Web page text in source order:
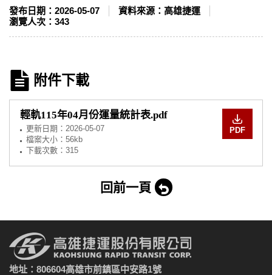
發布日期： 2026-05-07 資料來源： 高雄捷運
瀏覽人次： 343
附件下載
輕軌115年04月份運量統計表.pdf
更新日期： 2026-05-07
檔案大小：56kb
下載次數：315
PDF
回前一頁
地址：806604高雄市前鎮區中安路1號